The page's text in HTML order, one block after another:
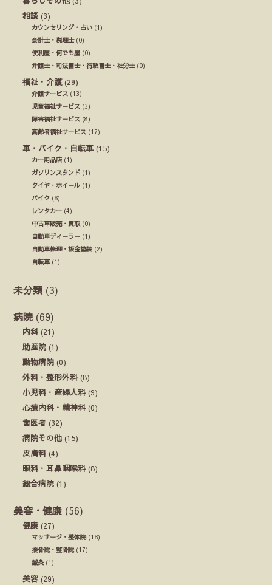
相談 (3)
カウンセリング・占い (1)
会計士・税理士(0)
便利屋・何でも屋 (0)
弁護士・司法書士・行政書士・社労士(0)
福祉・介護(29)
介護サービス (13)
児童福祉サービス (3)
障害福祉サービス (8)
高齢者福祉サービス (17)
車・バイク・自転車 (15)
カー用品店 (1)
ガソリンスタンド (1)
タイヤ・ホイール (1)
バイク (6)
レンタカー (4)
中古車販売・買取 (0)
自動車ディーラー (1)
自動車修理・板金塗装 (2)
自転車(1)
未分類 (3)
病院 (69)
内科 (21)
助産院 (1)
動物病院 (0)
外科・整形外科 (8)
小児科・産婦人科 (9)
心療内科・精神科 (0)
歯医者 (32)
病院その他 (15)
皮膚科 (4)
眼科・耳鼻咽喉科 (8)
総合病院 (1)
美容・健康 (56)
健康 (27)
マッサージ・整体院(16)
接骨院・整骨院(17)
鍼灸(1)
美容 (29)